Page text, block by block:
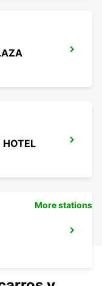
HOTEL
More stations